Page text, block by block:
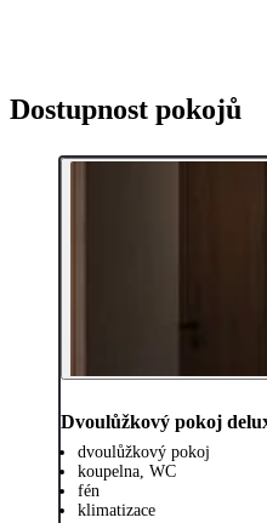
Dostupnost pokojů
Dvoulůžkový pokoj
dvoulůžkový pokoj
koupelna, WC
fén
klimatizace